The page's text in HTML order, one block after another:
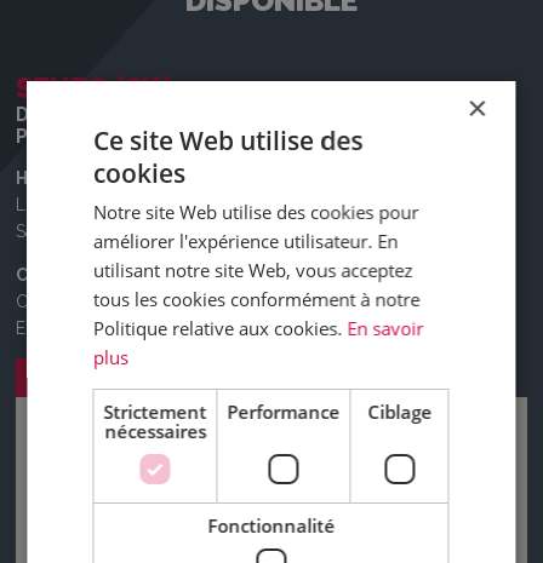
SENEC (SK)
Delta-Truck s.r.o.
Poľná 17, 903 01 Senec, Slovensko
Heures d’ouverture
Lundi à vendredi: de 8h00 à 17h00
Samedi et dimanche : FERMÉ
Contact
Centre d’appel: +421 2 381 1 3673
E-mail:
marketing@deltatruck.sk
×
Ce site Web utilise des
cookies
Notre site Web utilise des cookies pour
améliorer l'expérience utilisateur. En
utilisant notre site Web, vous acceptez
tous les cookies conformément à notre
Politique relative aux cookies. En savoir
plus
Strictement
nécessaires
Performance Ciblage
Fonctionnalité